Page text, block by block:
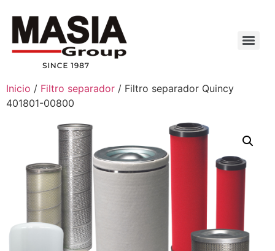
Inicio / Filtro separador / Filtro separador Quincy
401801-00800